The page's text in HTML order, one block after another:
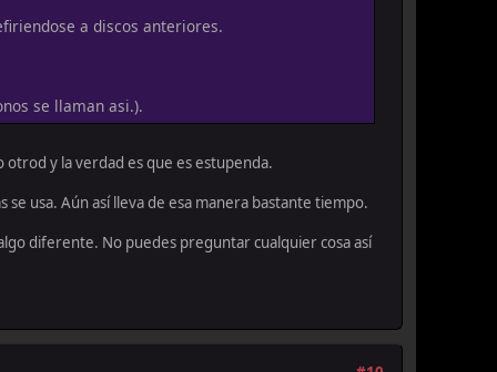
a discos anteriores.
se llaman asi.).
y la verdad es que es estupenda.
usa. Aún así lleva de esa manera bastante tiempo.
diferente. No puedes preguntar cualquier cosa así